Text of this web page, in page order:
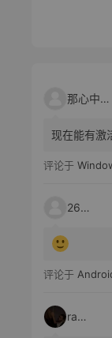
那心中的话
现在能有激
评论于
2603
评论于
raka